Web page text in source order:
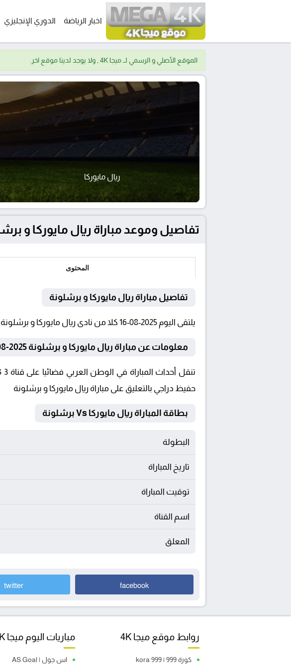
اخبار الرياضة الدوري الإنجليزي
الموقع الأصلي و الرسمي لــ ميجا 4K , ولا يوجد لدينا موقع اخر.
ريال مايوركا
تفاصيل وموعد مباراة ريال مايوركا و برشلونة بتاريخ 2025-08-16
المحتوى
تفاصيل مباراة ريال مايوركا و برشلونة
يلتقى اليوم 2025-08-16 كلا من نادى ريال مايوركا و برشلونة فى بطولة إسبانيا, الدوري الإسباني فى تمام الساعة 20:30 بتوقيت القاهرة و 20:30.
معلومات عن مباراة ريال مايوركا و برشلونة 2025-08-16
حفيظ دراجي بالتعليق على مباراة ريال مايوركا و برشلونة
بطاقة المباراة ريال مايوركا Vs برشلونة
البطولة
تاريخ المباراة
توقيت المباراة
اسم القناة
المعلق
facebook
twitter
روابط موقع ميجا 4K
كورة 999 | kora 999
مباريات اليوم ميجا 4K
اس جول | AS Goal